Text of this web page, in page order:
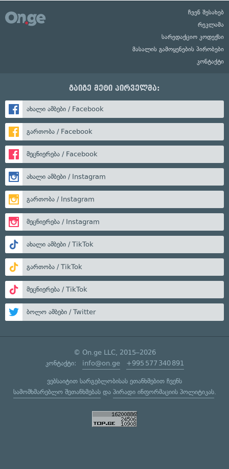
ჩვენ შესახებ
რეკლამა
სარედაქციო კოდექსი
მასალის გამოყენების პირობები
კონტაქტი
გაიგე მეტი პირველმა:
ახალი ამბები / Facebook
გართობა / Facebook
მეცნიერება / Facebook
ახალი ამბები / Instagram
გართობა / Instagram
მეცნიერება / Instagram
ახალი ამბები / TikTok
გართობა / TikTok
მეცნიერება / TikTok
ბოლო ამბები / Twitter
© On.ge LLC, 2015–2026
კონტაქტი: info@on.ge +995 577 340 891
ვებსაიტით სარგებლობისას ეთანხმებით ჩვენს
სამომხმარებლო შეთანხმებასდა პირადი ინფორმაციის პოლიტიკას.